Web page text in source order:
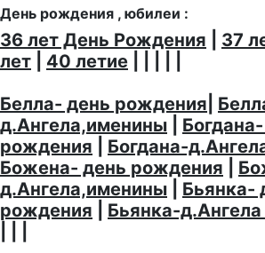
День рождения , юбилеи :
36 лет День Рождения 37
лет
40 летие
Белла- день рождения
д.Ангела,именины
рождения
Богдана-
Божена- день рождения
д.Ангела,именины
Бьянка-
рождения
Бьянка-